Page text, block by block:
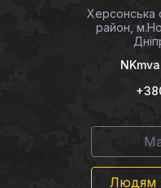
Херсонська
район,
Людям